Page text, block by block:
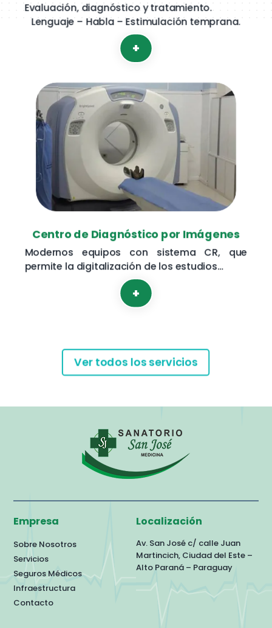
Evaluación, diagnóstico y tratamiento.
Lenguaje – Habla – Estimulación temprana.
+
Centro de Diagnóstico por Imágenes
Modernos equipos con sistema CR, que
permite la digitalización de los estudios…
+
Ver todos los servicios
Empresa
Sobre Nosotros
Servicios
Seguros Médicos
Infraestructura
Contacto
Localización
Av. San José c/ calle Juan
Martincich, Ciudad del Este –
Alto Paraná – Paraguay